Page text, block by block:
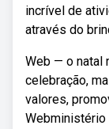
incrível de
através do
Web — o natal
celebração,
valores,
Webministério